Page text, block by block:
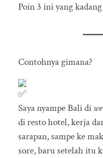
Poin 3 ini yang
Contohnya gimana?
Saya nyampe Bali di
di resto hotel, kerja
sarapan, sampe ke
sore, baru setelah itu